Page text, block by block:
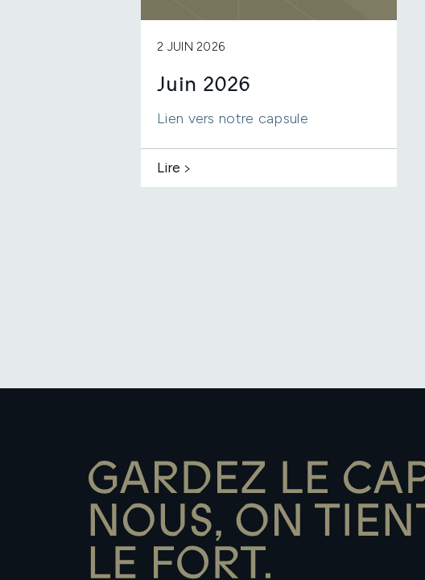
2 JUIN 2026
Juin 2026
Lien vers notre capsule
Lire